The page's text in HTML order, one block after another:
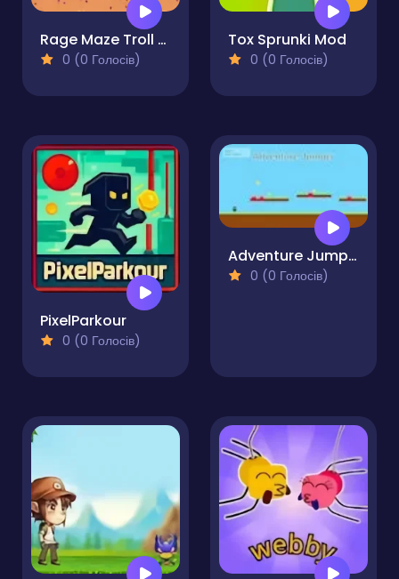
Rage Maze Troll Hardest Platformer
0 (0 Голосів)
Tox Sprunki Mod
0 (0 Голосів)
PixelParkour
0 (0 Голосів)
Adventure Jumper
0 (0 Голосів)